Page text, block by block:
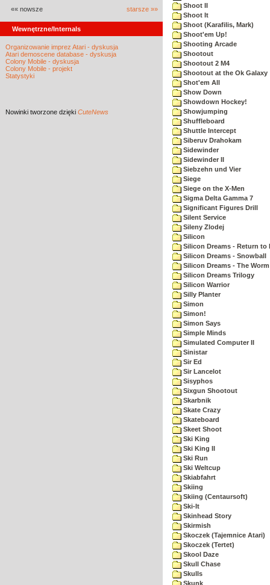
«« nowsze starsze »»
Wewnętrzne/Internals
Organizowanie imprez Atari - dyskusja
Atari demoscene database - dyskusja
Colony Mobile - dyskusja
Colony Mobile - projekt
Statystyki
Nowinki tworzone dzięki CuteNews
Shoot II
Shoot It
Shoot (Karafilis, Mark)
Shoot'em Up!
Shooting Arcade
Shootout
Shootout 2 M4
Shootout at the Ok Galaxy
Shot'em All
Show Down
Showdown Hockey!
Showjumping
Shuffleboard
Shuttle Intercept
Siberuv Drahokam
Sidewinder
Sidewinder II
Siebzehn und Vier
Siege
Siege on the X-Men
Sigma Delta Gamma 7
Significant Figures Drill
Silent Service
Sileny Zlodej
Silicon
Silicon Dreams - Return to
Silicon Dreams - Snowball
Silicon Dreams - The
Silicon Dreams Trilogy
Silicon Warrior
Silly Planter
Simon
Simon!
Simon Says
Simple Minds
Simulated Computer II
Sinistar
Sir Ed
Sir Lancelot
Sisyphos
Sixgun Shootout
Skarbnik
Skate Crazy
Skateboard
Skeet Shoot
Ski King
Ski King II
Ski Run
Ski Weltcup
Skiabfahrt
Skiing
Skiing (Centaursoft)
Ski-It
Skinhead Story
Skirmish
Skoczek (Tajemnice Atari)
Skoczek (Tertet)
Skool Daze
Skull Chase
Skulls
Skunk